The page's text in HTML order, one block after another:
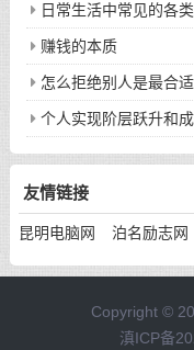
日常生活中常见的各
赚钱的本质
怎么拒绝别人是最合
个人实现阶层跃升和
下八件事
友情链接
昆明电脑网 泊名励志网
Copyright ©
滇ICP备